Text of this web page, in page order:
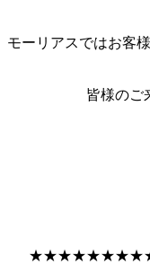
モーリアスではお客
皆様のご